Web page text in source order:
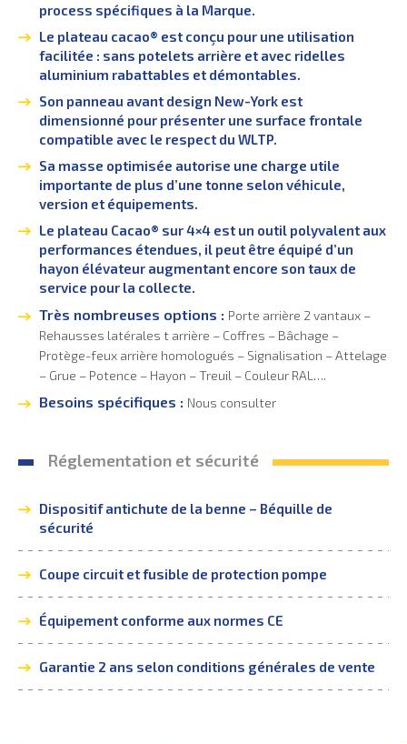
process spécifiques à la Marque.
Le plateau cacao® est conçu pour une utilisation
facilitée : sans potelets arrière et avec ridelles
aluminium rabattables et démontables.
Son panneau avant design New-York est
dimensionné pour présenter une surface frontale
compatible avec le respect du WLTP.
Sa masse optimisée autorise une charge utile
importante de plus d’une tonne selon véhicule,
version et équipements.
Le plateau Cacao® sur 4×4 est un outil polyvalent aux
performances étendues, il peut être équipé d’un
hayon élévateur augmentant encore son taux de
service pour la collecte.
Très nombreuses options : Porte arrière 2 vantaux –
Rehausses latérales t arrière – Coffres – Bâchage –
Protège-feux arrière homologués – Signalisation – Attelage
– Grue – Potence – Hayon – Treuil – Couleur RAL….
Besoins spécifiques : Nous consulter
Réglementation et sécurité
Dispositif antichute de la benne – Béquille de
sécurité
Coupe circuit et fusible de protection pompe
Équipement conforme aux normes CE
Garantie 2 ans selon conditions générales de vente